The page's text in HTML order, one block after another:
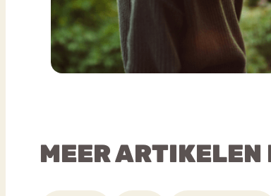
MEER ARTIKELEN